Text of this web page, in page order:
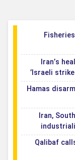
Iran’s
Israeli strike
Hamas
Iran,
Qalibaf